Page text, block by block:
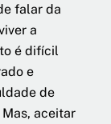
falar da
a
é difícil
e
de
aceitar